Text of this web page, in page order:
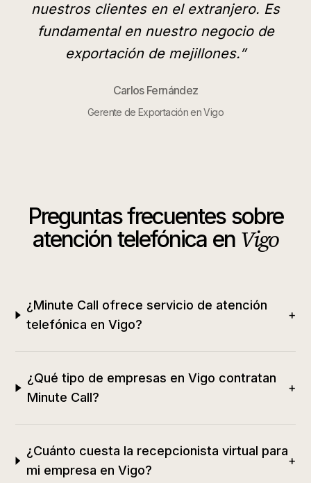
nuestros clientes en el extranjero. Es
fundamental en nuestro negocio de
exportación de mejillones.”
Carlos Fernández
Gerente de Exportación en Vigo
Preguntas frecuentes sobre
atención telefónica en Vigo
¿Minute Call ofrece servicio de atención
telefónica en Vigo?
+
¿Qué tipo de empresas en Vigo contratan
Minute Call?
+
¿Cuánto cuesta la recepcionista virtual para
mi empresa en Vigo?
+